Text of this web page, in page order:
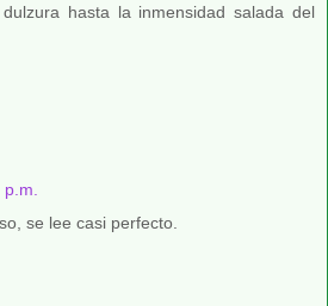
hasta la inmensidad salada del
p.m.
se lee casi perfecto.